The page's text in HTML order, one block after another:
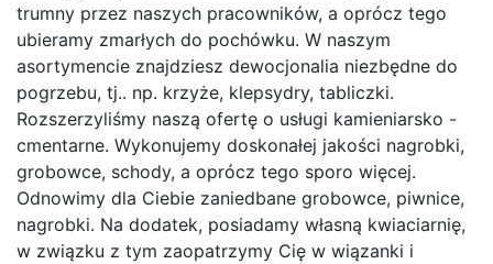
trumny przez naszych pracowników, a oprócz tego
ubieramy zmarłych do pochówku. W naszym
asortymencie znajdziesz dewocjonalia niezbędne do
pogrzebu, tj.. np. krzyże, klepsydry, tabliczki.
Rozszerzyliśmy naszą ofertę o usługi kamieniarsko -
cmentarne. Wykonujemy doskonałej jakości nagrobki,
grobowce, schody, a oprócz tego sporo więcej.
Odnowimy dla Ciebie zaniedbane grobowce, piwnice,
nagrobki. Na dodatek, posiadamy własną kwiaciarnię,
w związku z tym zaopatrzymy Cię w wiązanki i